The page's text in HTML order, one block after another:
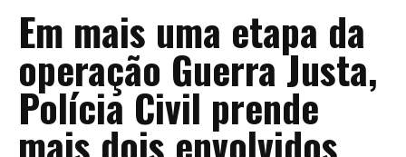
Em mais uma etapa da
operação Guerra Justa,
Polícia Civil prende
mais dois envolvidos